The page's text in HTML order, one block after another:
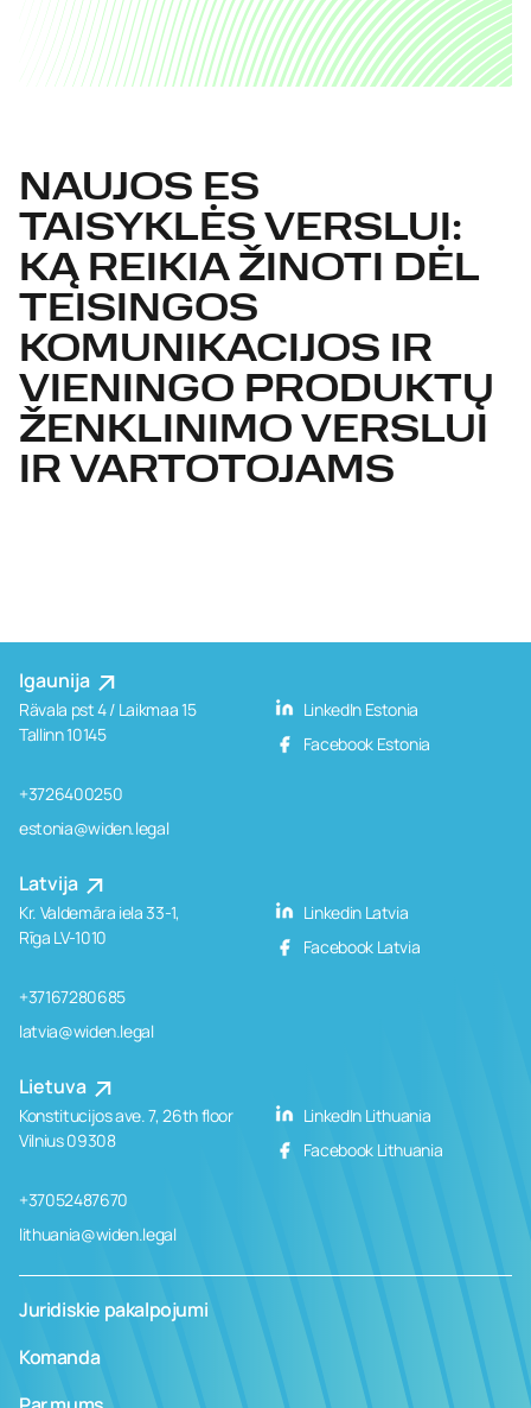
NAUJOS ES
TAISYKLĖS VERSLUI:
KĄ REIKIA ŽINOTI DĖL
TEISINGOS
KOMUNIKACIJOS IR
VIENINGO PRODUKTŲ
ŽENKLINIMO VERSLUI
IR VARTOTOJAMS
Igaunija
Rävala pst 4 / Laikmaa 15
Tallinn 10145
+3726400250
estonia@widen.legal
LinkedIn Estonia
Facebook Estonia
Latvija
Kr. Valdemāra iela 33-1,
Rīga LV-1010
+37167280685
latvia@widen.legal
Linkedin Latvia
Facebook Latvia
Lietuva
Konstitucijos ave. 7, 26th floor
Vilnius 09308
+37052487670
lithuania@widen.legal
LinkedIn Lithuania
Facebook Lithuania
Juridiskie pakalpojumi
Komanda